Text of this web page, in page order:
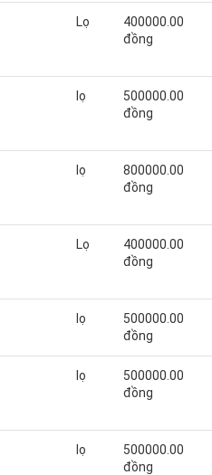
Lọ
400000.00
đồng
lọ
500000.00
đồng
lọ
800000.00
đồng
Lọ
400000.00
đồng
lọ
500000.00
đồng
lọ
500000.00
đồng
lọ
500000.00
đồng